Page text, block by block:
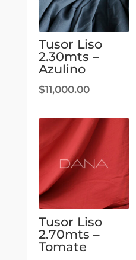
Tusor Liso
2.30mts –
Azulino
$11,000.00
Tusor Liso
2.70mts –
Tomate